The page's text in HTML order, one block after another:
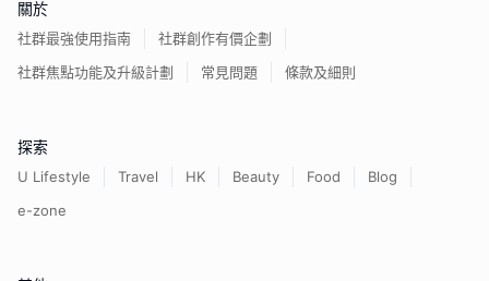
關於
社群最強使用指南
社群創作有價企劃
社群焦點功能及升級計劃
常見問題 條款及細則
探索
U Lifestyle Travel HK Beauty Food
Blog
e-zone